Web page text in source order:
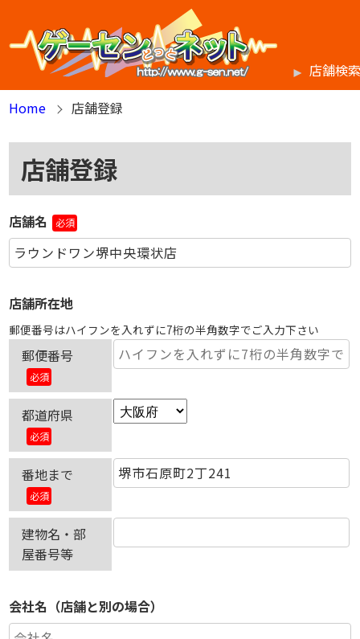
店舗検
Home
店舗登録
店舗登録
店舗名 必須
店舗所在地
郵便番号はハイフンを入れずに7桁の半角数字でご入力下さい
郵便番号
必須
都道府県
必須
番地まで
必須
建物名・部
屋番号等
会社名（店舗と別の場合）